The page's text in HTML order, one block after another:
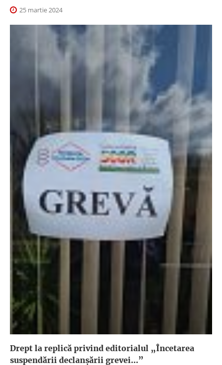
25 martie 2024
Drept la replică privind editorialul „Încetarea
suspendării declanşării grevei...”